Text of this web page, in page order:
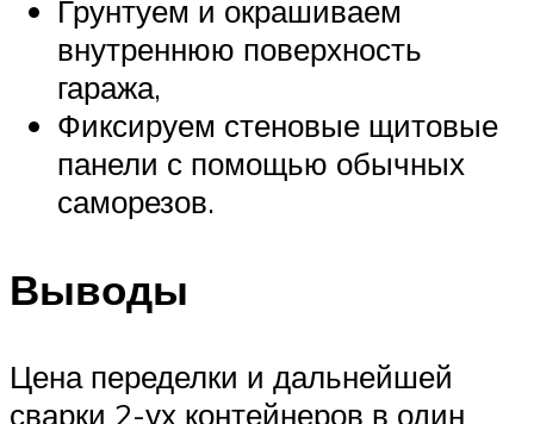
Грунтуем и окрашиваем
внутреннюю поверхность
гаража,
Фиксируем стеновые щитовые
панели с помощью обычных
саморезов.
Выводы
Цена переделки и дальнейшей
сварки 2-ух контейнеров в один